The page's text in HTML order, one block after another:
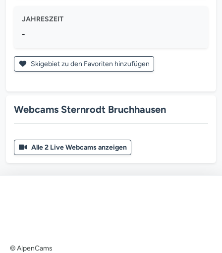
JAHRESZEIT
-
Skigebiet zu den Favoriten hinzufügen
Webcams Sternrodt Bruchhausen
Alle 2 Live Webcams anzeigen
© AlpenCams